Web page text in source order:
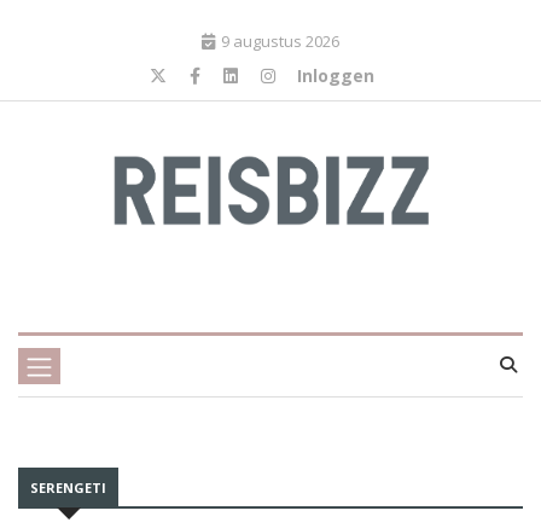
9 augustus 2026
Inloggen
SERENGETI